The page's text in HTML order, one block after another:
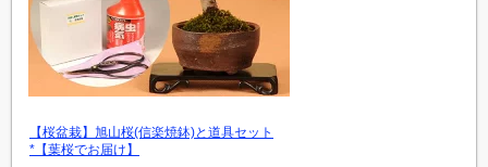
【桜盆栽】旭山桜(信楽焼鉢)と道具セット
*【葉桜でお届け】